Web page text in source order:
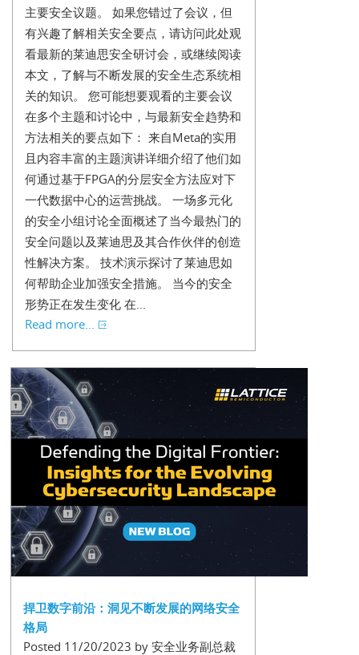
主要安全议题。 如果您错过了会议，但
有兴趣了解相关安全要点，请访问此处观
看最新的莱迪思安全研讨会，或继续阅读
本文，了解与不断发展的安全生态系统相
关的知识。 您可能想要观看的主要会议
在多个主题和讨论中，与最新安全趋势和
方法相关的要点如下： 来自Meta的实用
且内容丰富的主题演讲详细介绍了他们如
何通过基于FPGA的分层安全方法应对下
一代数据中心的运营挑战。 一场多元化
的安全小组讨论全面概述了当今最热门的
安全问题以及莱迪思及其合作伙伴的创造
性解决方案。 技术演示探讨了莱迪思如
何帮助企业加强安全措施。 当今的安全
形势正在发生变化 在...
Read more...
捍卫数字前沿：洞见不断发展的网络安全
格局
Posted 11/20/2023 by 安全业务副总裁